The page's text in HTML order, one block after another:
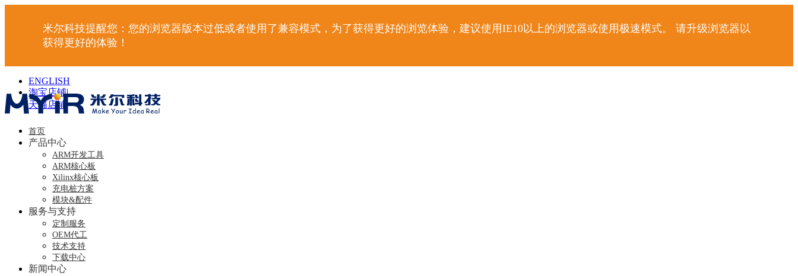
米尔科技提醒您：您的浏览器版本过低或者使用了兼容模式，为了获得更好的浏览体验，建议使用IE10以上的浏览器或使用极速模式。 请升级浏览器以
获得更好的体验！
ENGLISH
淘宝店铺|
天猫店铺 |
首页
产品中心
ARM开发工具
ARM核心板
Xilinx核心板
充电桩方案
模块&配件
服务与支持
定制服务
OEM代工
技术支持
下载中心
新闻中心